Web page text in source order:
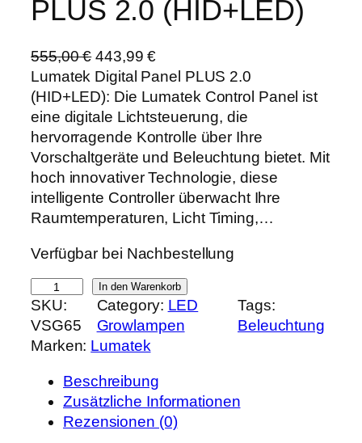
PLUS 2.0 (HID+LED)
555,00€ U
r
s
p
r
ü
n
g
l
c
h
e
r
P
e
i
s
443,99€A
k
t
u
e
l
l
e
r
r
e
i
s
t
:
4
Lumatek Digital Panel PLUS 2.0
(HID+LED): Die Lumatek Control Panel ist
eine digitale Lichtsteuerung, die
hervorragende Kontrolle über Ihre
Vorschaltgeräte und Beleuchtung bietet. Mit
hoch innovativer Technologie, diese
intelligente Controller überwacht Ihre
Raumtemperaturen, Licht Timing,…
Verfügbar bei Nachbestellung
u
m
a
In den Warenkorb
SKU:
VSG65
Category: LED
Growlampen
Tags:
Beleuchtung
Marken: Lumatek
Beschreibung
Zusätzliche Informationen
Rezensionen (0)